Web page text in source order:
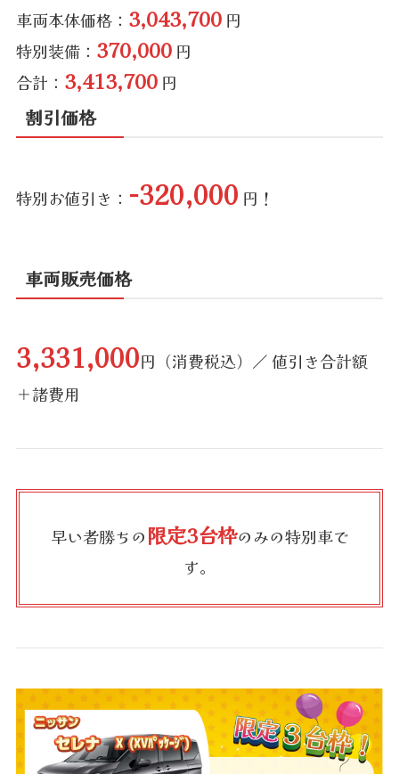
車両本体価格： 3,043,700円
特別装備： 370,000円
合計： 3,413,700円
割引価格
特別お値引き： -320,000 円！
車両販売価格
3,331,000円（消費税込）／ 値引き合計額
＋諸費用
早い者勝ちの限定3台枠のみの特別車で
す。